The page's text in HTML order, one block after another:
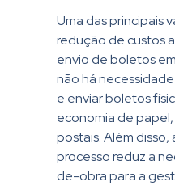
Uma das principais
redução de custos
envio de boletos
não há
e enviar boletos
economia de
postais. Além
processo reduz a
de-obra para a